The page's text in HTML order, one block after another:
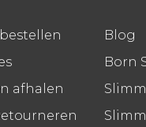
afhalen
Blog
Born